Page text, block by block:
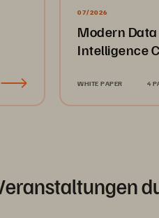
07/2026
Modern
Intelligence
WHITE PAPER 4